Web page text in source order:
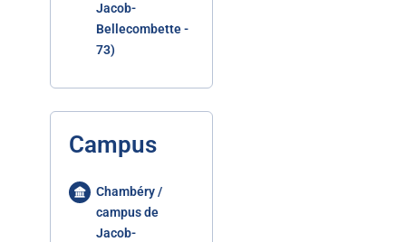
Jacob-
Bellecombette -
73)
Campus
Chambéry /
campus de
Jacob-